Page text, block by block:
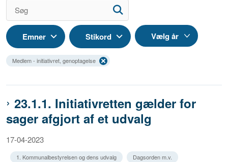
Emner Stikord
Medlem - initiativret, genoptagelse
23.1.1. Initiativretten gælder for
sager afgjort af et udvalg
17-04-2023
1. Kommunalbestyrelsen og dens udvalg
Dagsorden m.v.